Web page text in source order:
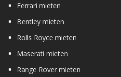
Ferrari mieten
Bentley mieten
Rolls Royce mieten
Maserati mieten
Range Rover mieten